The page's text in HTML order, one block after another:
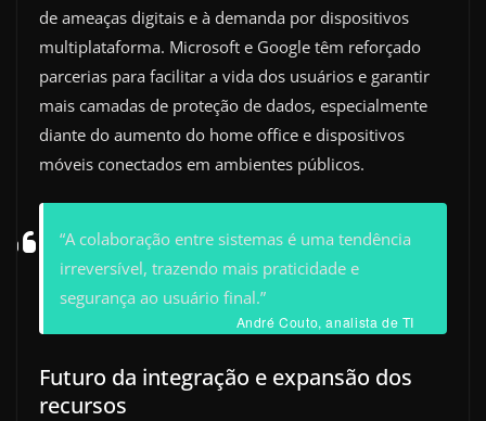
de ameaças digitais e à demanda por dispositivos
multiplataforma. Microsoft e Google têm reforçado
parcerias para facilitar a vida dos usuários e garantir
mais camadas de proteção de dados, especialmente
diante do aumento do home office e dispositivos
móveis conectados em ambientes públicos.
“A colaboração entre sistemas é uma tendência
irreversível, trazendo mais praticidade e
segurança ao usuário final.”
André Couto, analista de TI
Futuro da integração e expansão dos
recursos